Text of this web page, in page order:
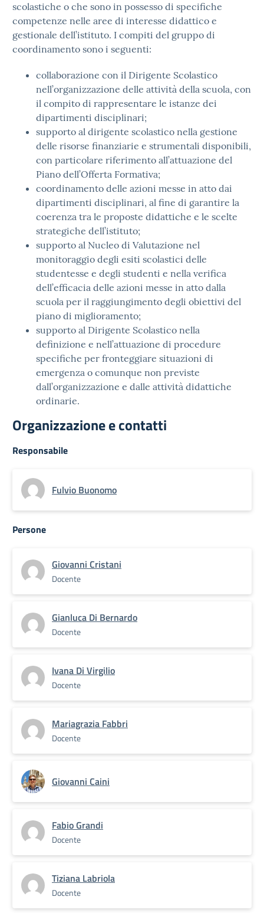
scolastiche o che sono in possesso di specifiche
competenze nelle aree di interesse didattico e
gestionale dell’istituto. I compiti del gruppo di
coordinamento sono i seguenti:
collaborazione con il Dirigente Scolastico
nell’organizzazione delle attività della scuola, con
il compito di rappresentare le istanze dei
dipartimenti disciplinari;
supporto al dirigente scolastico nella gestione
delle risorse finanziarie e strumentali disponibili,
con particolare riferimento all’attuazione del
Piano dell’Offerta Formativa;
coordinamento delle azioni messe in atto dai
dipartimenti disciplinari, al fine di garantire la
coerenza tra le proposte didattiche e le scelte
strategiche dell’istituto;
supporto al Nucleo di Valutazione nel
monitoraggio degli esiti scolastici delle
studentesse e degli studenti e nella verifica
dell’efficacia delle azioni messe in atto dalla
scuola per il raggiungimento degli obiettivi del
piano di miglioramento;
supporto al Dirigente Scolastico nella
definizione e nell’attuazione di procedure
specifiche per fronteggiare situazioni di
emergenza o comunque non previste
dall’organizzazione e dalle attività didattiche
ordinarie.
Organizzazione e contatti
Responsabile
Fulvio Buonomo
Persone
Giovanni Cristani
Docente
Gianluca Di Bernardo
Docente
Ivana Di Virgilio
Docente
Mariagrazia Fabbri
Docente
Giovanni Caini
Fabio Grandi
Docente
Tiziana Labriola
Docente